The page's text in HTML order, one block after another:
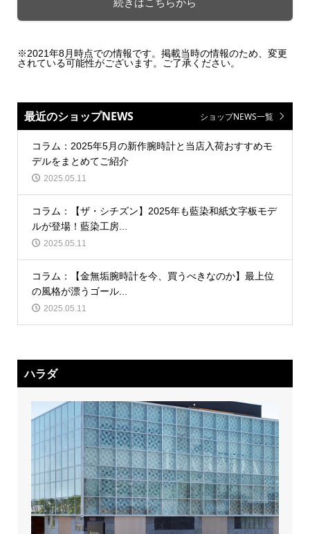
続きはこちらから
※2021年8月時点での情報です。掲載当時の情報のため、変更
されている可能性がございます。ご了承ください。
最近のショップNEWS ショップNEWS一覧
コラム：2025年5月の新作腕時計と当店入荷おすすめモ
デルをまとめてご紹介
2025.05.11
コラム：【ザ・シチズン】2025年も藍染和紙文字板モデ
ルが登場！藍染工房...
2025.05.11
コラム：【金無垢腕時計を今、買うべきなのか】最上位
の風格が漂うゴール...
2025.05.11
ハラダ